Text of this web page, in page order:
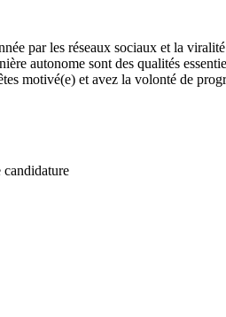
par les réseaux sociaux et la
autonome sont des qualités
motivé(e) et avez la volonté de
candidature